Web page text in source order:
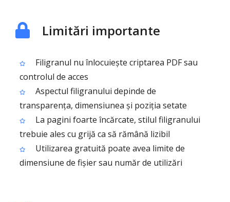
Limitări importante
Filigranul nu înlocuiește criptarea PDF sau
controlul de acces
Aspectul filigranului depinde de
transparența, dimensiunea și poziția setate
La pagini foarte încărcate, stilul filigranului
trebuie ales cu grijă ca să rămână lizibil
Utilizarea gratuită poate avea limite de
dimensiune de fișier sau număr de utilizări